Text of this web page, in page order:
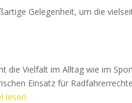
Gelegenheit, um die
die Vielfalt im Alltag wie im
Einsatz für
lesen